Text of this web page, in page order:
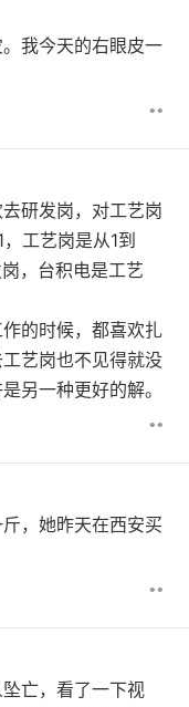
我今天的右眼皮一
••
研发岗，对工艺岗
工艺岗是从1到
，台积电是工艺
的时候，都喜欢扎
艺岗也不见得就没
另一种更好的解。
••
，她昨天在西安买
••
亡，看了一下视